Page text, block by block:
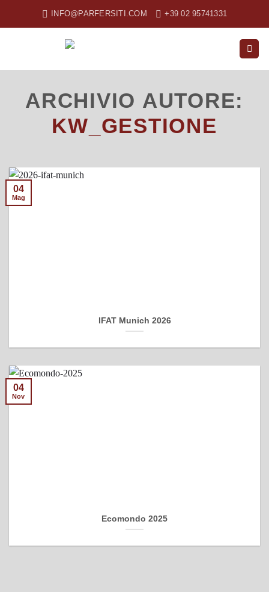
INFO@PARFERSITI.COM +39 02 95741331
ARCHIVIO AUTORE:
KW_GESTIONE
IFAT Munich 2026
04
Mag
Ecomondo 2025
04
Nov